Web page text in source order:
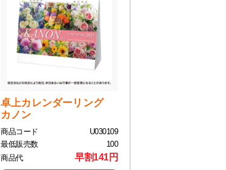
卓上カレンダーリング
カノン
商品コード
U030109
最低販売数
100
商品代
早割141円